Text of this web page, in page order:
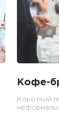
Кофе-
Короткий